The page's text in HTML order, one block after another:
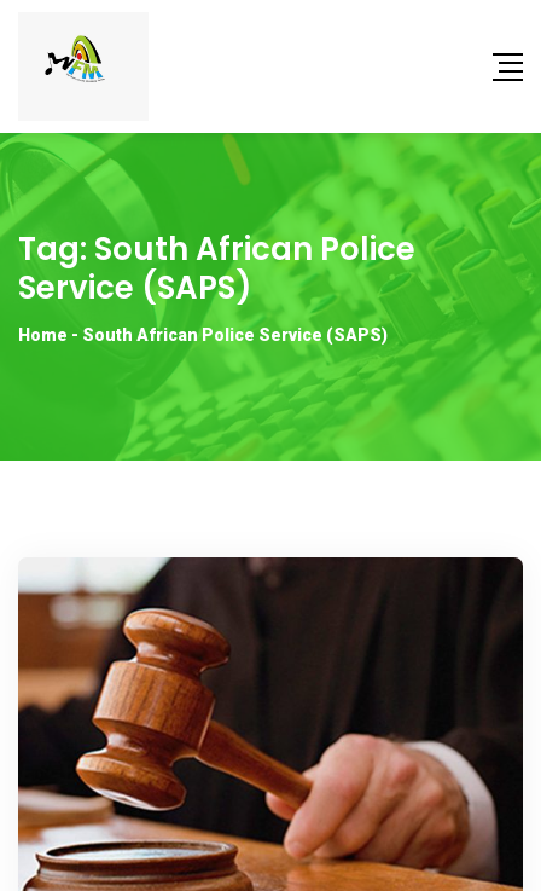
Tag: South African Police
Service (SAPS)
Home - South African Police Service (SAPS)